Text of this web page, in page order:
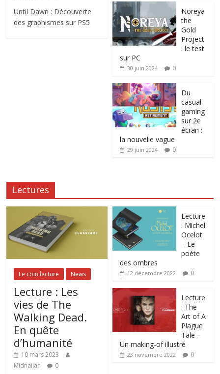
Until Dawn : Découverte
des graphismes sur PS5
Noreya
the
Gold
Project
: le test
sur PC
30 juin 2024 0
Du
casual
gaming
sur 2e
écran :
la nouvelle vague
29 juin 2024 0
Lectures
Le coin lecture News
Lecture : Les
vies de The
Walking Dead.
En quête
d’humanité
10 mars 2023
Midnailah
0
Lecture
: Michel
Ocelot
– Le
poète
des ombres
12 décembre 2022 0
Lecture
: The
Art of A
Plague
Tale –
Un making-of illustré
23 novembre 2022 0